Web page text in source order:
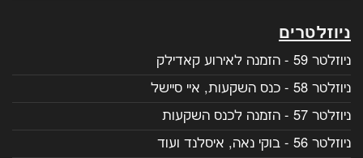
ניוזלטרים
ניוזלטר 59 - הזמנה לאירוע קאדילק
ניוזלטר 58 - כנס השקעות, איי סיישל
ניוזלטר 57 - הזמנה לכנס השקעות
ניוזלטר 56 - בוקי נאה, איסלנד ועוד